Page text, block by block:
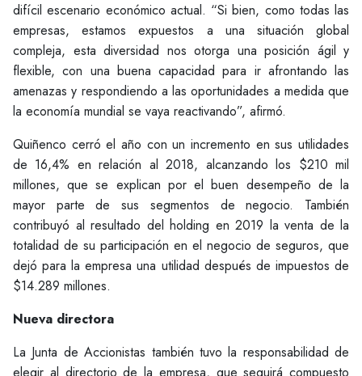
difícil escenario económico actual. “Si bien, como todas las
empresas, estamos expuestos a una situación global
compleja, esta diversidad nos otorga una posición ágil y
flexible, con una buena capacidad para ir afrontando las
amenazas y respondiendo a las oportunidades a medida que
la economía mundial se vaya reactivando”, afirmó.
Quiñenco cerró el año con un incremento en sus utilidades
de 16,4% en relación al 2018, alcanzando los $210 mil
millones, que se explican por el buen desempeño de la
mayor parte de sus segmentos de negocio. También
contribuyó al resultado del holding en 2019 la venta de la
totalidad de su participación en el negocio de seguros, que
dejó para la empresa una utilidad después de impuestos de
$14.289 millones.
Nueva directora
La Junta de Accionistas también tuvo la responsabilidad de